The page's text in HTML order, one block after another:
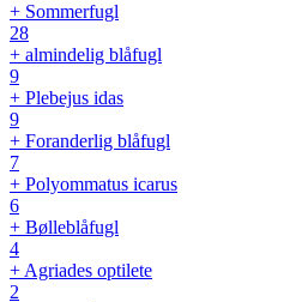
+ Sommerfugl
28
+ almindelig blåfugl
9
+ Plebejus idas
9
+ Foranderlig blåfugl
7
+ Polyommatus icarus
6
+ Bølleblåfugl
4
+ Agriades optilete
2